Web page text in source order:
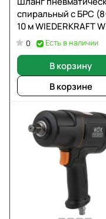
спиральный с БРС
10 м WIEDERKRAFT
65710
0 Есть в наличии
В корзину
В корзине